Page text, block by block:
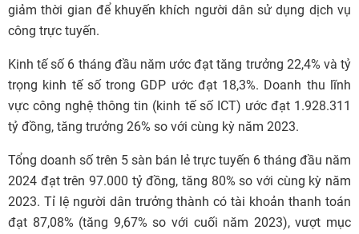
giảm thời gian để khuyến khích người dân sử dụng dịch vụ
công trực tuyến.
Kinh tế số 6 tháng đầu năm ước đạt tăng trưởng 22,4% và tỷ
trọng kinh tế số trong GDP ước đạt 18,3%. Doanh thu lĩnh
vực công nghệ thông tin (kinh tế số ICT) ước đạt 1.928.311
tỷ đồng, tăng trưởng 26% so với cùng kỳ năm 2023.
Tổng doanh số trên 5 sàn bán lẻ trực tuyến 6 tháng đầu năm
2024 đạt trên 97.000 tỷ đồng, tăng 80% so với cùng kỳ năm
2023. Tỉ lệ người dân trưởng thành có tài khoản thanh toán
đạt 87,08% (tăng 9,67% so với cuối năm 2023), vượt mục